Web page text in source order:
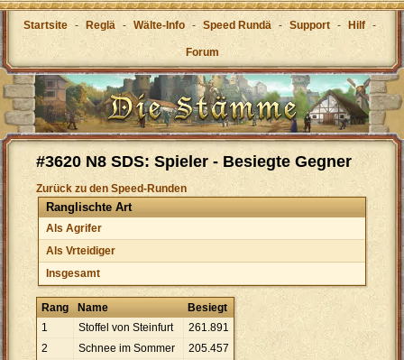
Startsite - Reglä - Wälte-Info - Speed Rundä - Support - Hilf -
Forum
#3620 N8 SDS: Spieler - Besiegte Gegner
Zurück zu den Speed-Runden
Ranglischte Art
Als Agrifer
Als Vrteidiger
Insgesamt
Rang Name
Besiegt
1
Stoffel von Steinfurt 261.891
2
Schnee im Sommer 205.457